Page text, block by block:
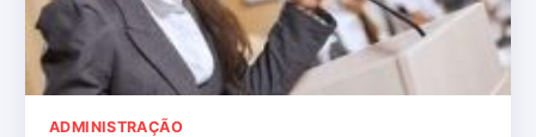
ADMINISTRAÇÃO